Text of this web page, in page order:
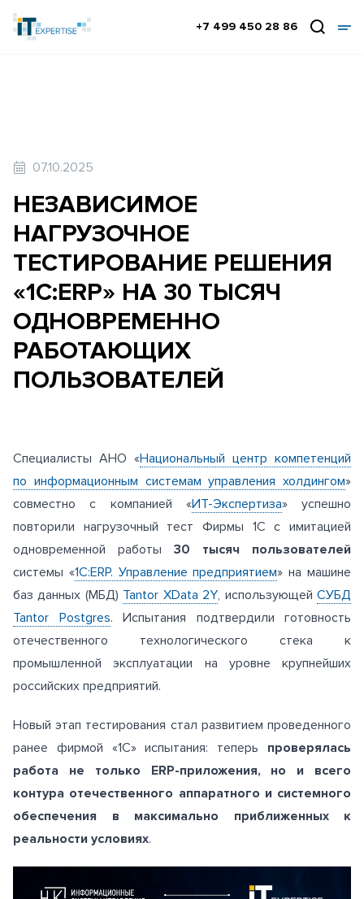
+7 499 450 28 86
07.10.2025
НЕЗАВИСИМОЕ
НАГРУЗОЧНОЕ
ТЕСТИРОВАНИЕ РЕШЕНИЯ
«1С:ERP» НА 30 ТЫСЯЧ
ОДНОВРЕМЕННО
РАБОТАЮЩИХ
ПОЛЬЗОВАТЕЛЕЙ
Специалисты АНО «Национальный центр компетенций
по информационным системам управления холдингом»
совместно с компанией «ИТ-Экспертиза» успешно
повторили нагрузочный тест Фирмы 1С с имитацией
одновременной работы 30 тысяч пользователей
системы «1С:ERP. Управление предприятием» на машине
баз данных (МБД) Tantor XData 2Y, использующейСУБД
Tantor Postgres. Испытания подтвердили готовность
отечественного технологического стека к
промышленной эксплуатации на уровне крупнейших
российских предприятий.
Новый этап тестирования стал развитием проведенного
ранее фирмой «1С» испытания: теперь проверялась
работа не только ERP-приложения, но и всего
контура отечественного аппаратного и системного
обеспечения в максимально приближенных к
реальности условиях.